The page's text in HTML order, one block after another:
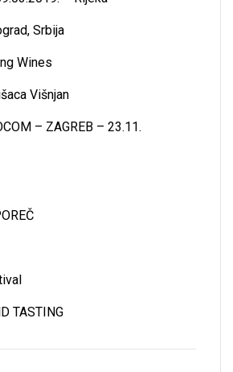
Srbija
Wines
Višnjan
– ZAGREB – 23.11.
TASTING